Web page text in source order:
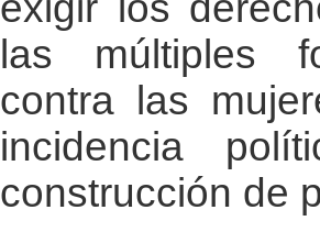
las múltiples
contra las
incidencia
construcción de